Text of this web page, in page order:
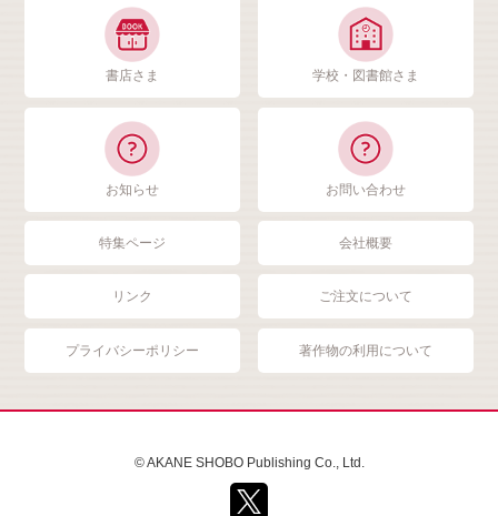
書店さま 学校・図書館さま
お知らせ お問い合わせ
特集ページ 会社概要
リンク ご注文について
プライバシーポリシー 著作物の利用について
© AKANE SHOBO Publishing Co., Ltd.